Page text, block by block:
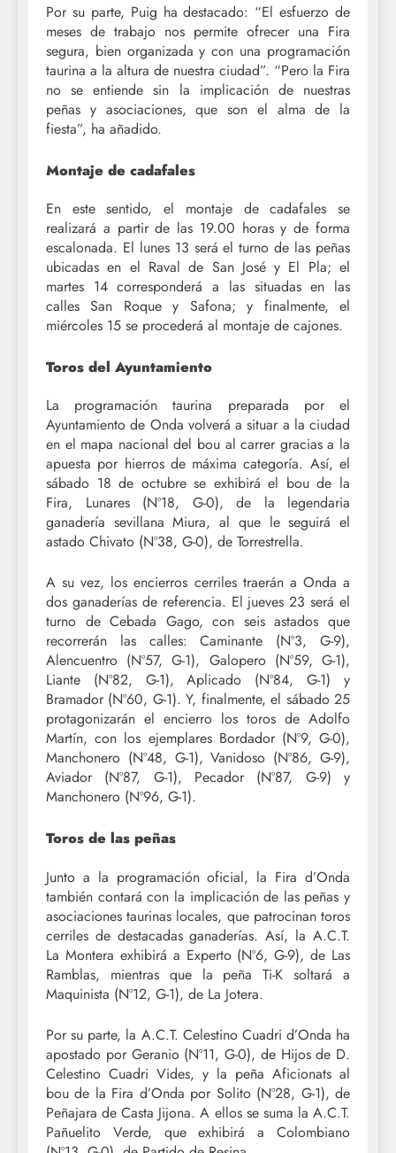
Por su parte, Puig ha destacado: “El esfuerzo de
meses de trabajo nos permite ofrecer una Fira
segura, bien organizada y con una programación
taurina a la altura de nuestra ciudad”. “Pero la Fira
no se entiende sin la implicación de nuestras
peñas y asociaciones, que son el alma de la
fiesta”, ha añadido.
Montaje de cadafales
En este sentido, el montaje de cadafales se
realizará a partir de las 19.00 horas y de forma
escalonada. El lunes 13 será el turno de las peñas
ubicadas en el Raval de San José y El Pla; el
martes 14 corresponderá a las situadas en las
calles San Roque y Safona; y finalmente, el
miércoles 15 se procederá al montaje de cajones.
Toros del Ayuntamiento
La programación taurina preparada por el
Ayuntamiento de Onda volverá a situar a la ciudad
en el mapa nacional del bou al carrer gracias a la
apuesta por hierros de máxima categoría. Así, el
sábado 18 de octubre se exhibirá el bou de la
Fira, Lunares (Nº18, G-0), de la legendaria
ganadería sevillana Miura, al que le seguirá el
astado Chivato (Nº38, G-0), de Torrestrella.
A su vez, los encierros cerriles traerán a Onda a
dos ganaderías de referencia. El jueves 23 será el
turno de Cebada Gago, con seis astados que
recorrerán las calles: Caminante (Nº3, G-9),
Alencuentro (Nº57, G-1), Galopero (Nº59, G-1),
Liante (Nº82, G-1), Aplicado (Nº84, G-1) y
Bramador (Nº60, G-1). Y, finalmente, el sábado 25
protagonizarán el encierro los toros de Adolfo
Martín, con los ejemplares Bordador (Nº9, G-0),
Manchonero (Nº48, G-1), Vanidoso (Nº86, G-9),
Aviador (Nº87, G-1), Pecador (Nº87, G-9) y
Manchonero (Nº96, G-1).
Toros de las peñas
Junto a la programación oficial, la Fira d’Onda
también contará con la implicación de las peñas y
asociaciones taurinas locales, que patrocinan toros
cerriles de destacadas ganaderías. Así, la A.C.T.
La Montera exhibirá a Experto (Nº6, G-9), de Las
Ramblas, mientras que la peña Ti-K soltará a
Maquinista (Nº12, G-1), de La Jotera.
Por su parte, la A.C.T. Celestino Cuadri d’Onda ha
apostado por Geranio (Nº11, G-0), de Hijos de D.
Celestino Cuadri Vides, y la peña Aficionats al
bou de la Fira d’Onda por Solito (Nº28, G-1), de
Peñajara de Casta Jijona. A ellos se suma la A.C.T.
Pañuelito Verde, que exhibirá a Colombiano